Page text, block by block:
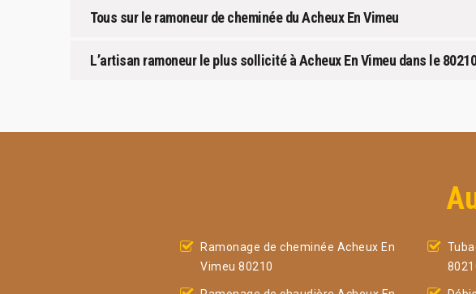
Tous sur le ramoneur de cheminée du Acheux En Vimeu
L’artisan ramoneur le plus sollicité à Acheux En Vimeu dans le
Ramonage de cheminée Acheux En
Vimeu 80210